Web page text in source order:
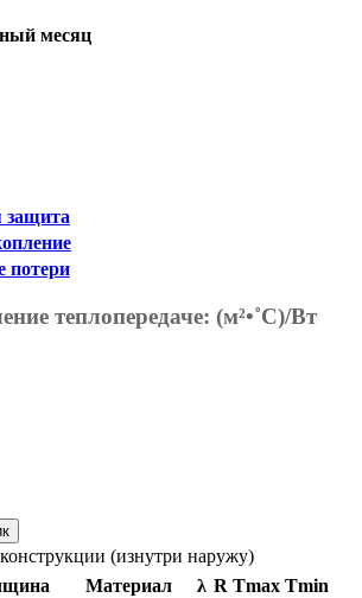
месяц
защита
потери
теплопередаче: (м²•˚С)/Вт
(изнутри наружу)
Материал λ R Тmax Тmin